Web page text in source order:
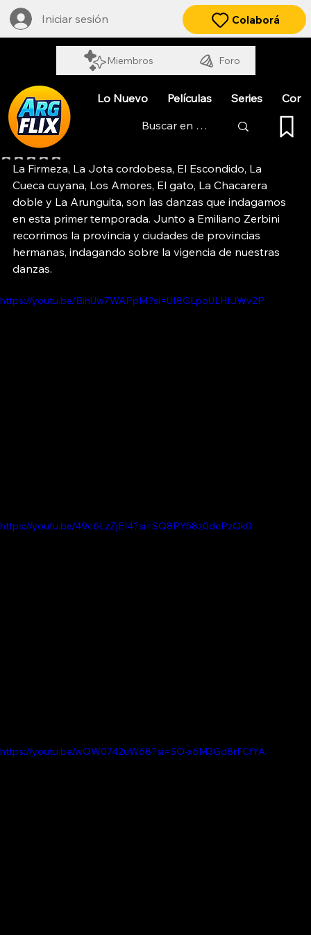
Iniciar sesión
Miembros Foro
Colaborá
Lo Nuevo Películas Series
DANZAS VIVAS
Obtuvo NaN de 5 estrellas.
La Firmeza, La Jota cordobesa, El Escondido, La
Cueca cuyana, Los Amores, El gato, La Chacarera
doble y La Arunguita, son las danzas que indagamos
en esta primer temporada. Junto a Emiliano Zerbini
recorrimos la provincia y ciudades de provincias
hermanas, indagando sobre la vigencia de nuestras
danzas.
https://youtu.be/BihUw7WAPpM?si=Uf8GLpoULHfJWv2P
https://youtu.be/49c6LzZjEI4?si=SQ8PY58z0dcPzQk0
https://youtu.be/wQW0742uW68?si=SO-x6M3Gd8rFCfYA